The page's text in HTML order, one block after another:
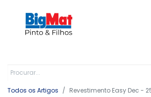
Todos os Artigos Revestimento Easy Dec -